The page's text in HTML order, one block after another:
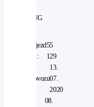
CNG
Nájezd
km:
55
129
provozu
13.
07.
2020
08.